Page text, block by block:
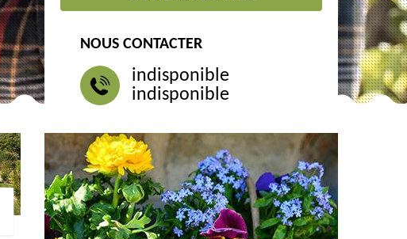
NOUS CONTACTER
indisponible
indisponible